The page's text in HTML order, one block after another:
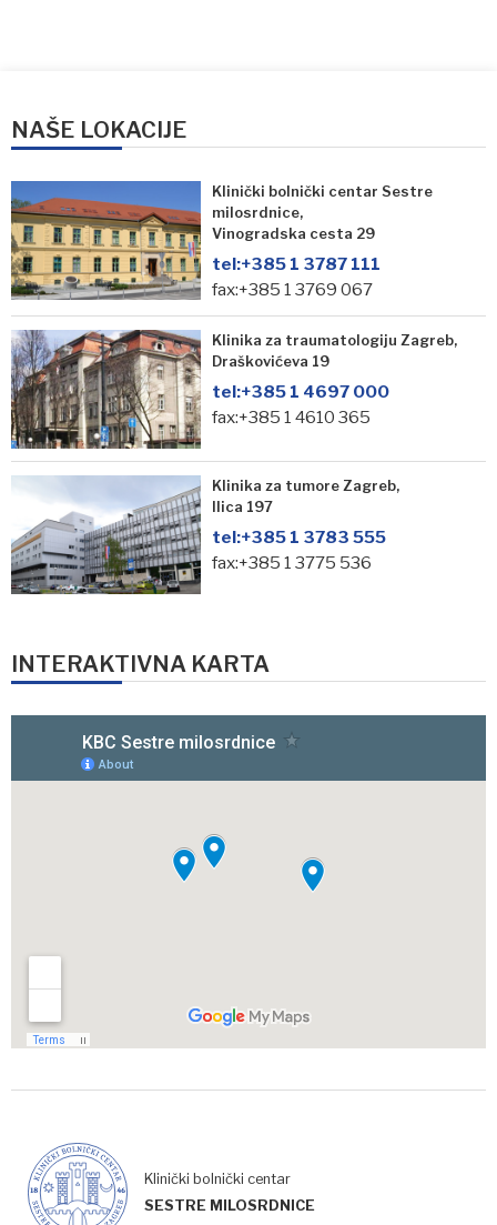
NAŠE LOKACIJE
Klinički bolnički centar Sestre
milosrdnice,
Vinogradska cesta 29
tel:+385 1 3787 111
fax:+385 1 3769 067
Klinika za traumatologiju Zagreb,
Draškovićeva 19
tel:+385 1 4697 000
fax:+385 1 4610 365
Klinika za tumore Zagreb,
Ilica 197
tel:+385 1 3783 555
fax:+385 1 3775 536
INTERAKTIVNA KARTA
Klinički bolnički centar
SESTRE MILOSRDNICE